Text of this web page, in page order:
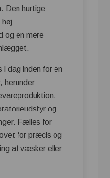
Den hurtige
høj
og en mere
i dag inden for en
herunder
og
Fælles for
for præcis og
af væsker eller